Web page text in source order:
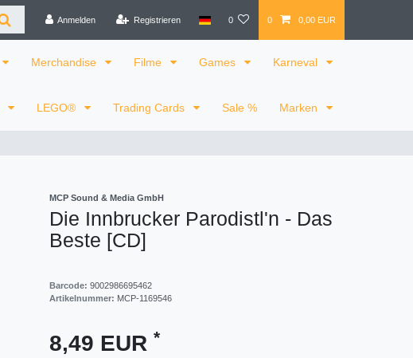
Anmelden Registrieren 0 0 0,00 EUR
Merchandise Filme Games Karneval
LEGO® Trading Cards Sale % Marken
MCP Sound & Media GmbH
Die Innbrucker Parodistl'n - Das
Beste [CD]
Barcode: 9002986695462
Artikelnummer: MCP-1169546
8,49 EUR *